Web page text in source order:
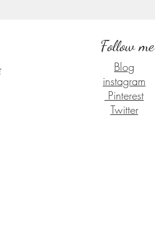
Follow me
Blog
instagram
Pinterest
Twitter